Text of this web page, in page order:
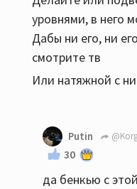
уровнями, в него
Дабы ни его, ни
смотрите тв
Или натяжной с
Putin
30
да бенкью с